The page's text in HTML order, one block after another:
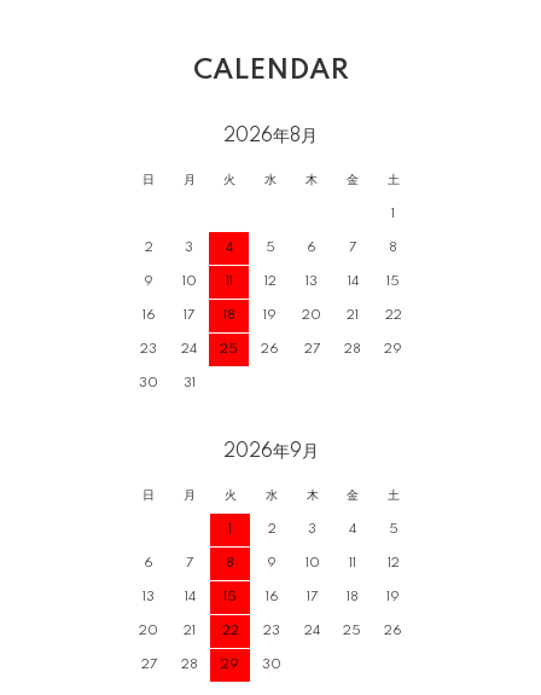
CALENDAR
2026年8月
日 月 火 水 木 金 土
1
2 3 4 5 6 7 8
9 10 11 12 13 14 15
16 17 18 19 20 21 22
23 24 25 26 27 28 29
30 31
2026年9月
日 月 火 水 木 金 土
1 2 3 4 5
6 7 8 9 10 11 12
13 14 15 16 17 18 19
20 21 22 23 24 25 26
27 28 29 30